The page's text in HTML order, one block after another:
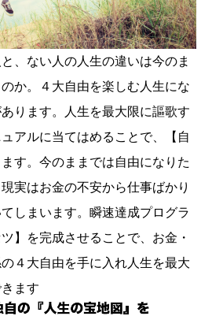
、ない人の人生の違いは今のま
か。４大自由を楽しむ人生にな
ります。人生を最大限に謳歌す
アルに当てはめることで、【自
す。今のままでは自由になりた
実はお金の不安から仕事ばかり
しまいます。瞬速達成プログラ
】を完成させることで、お金・
４大自由を手に入れ人生を最大
ます